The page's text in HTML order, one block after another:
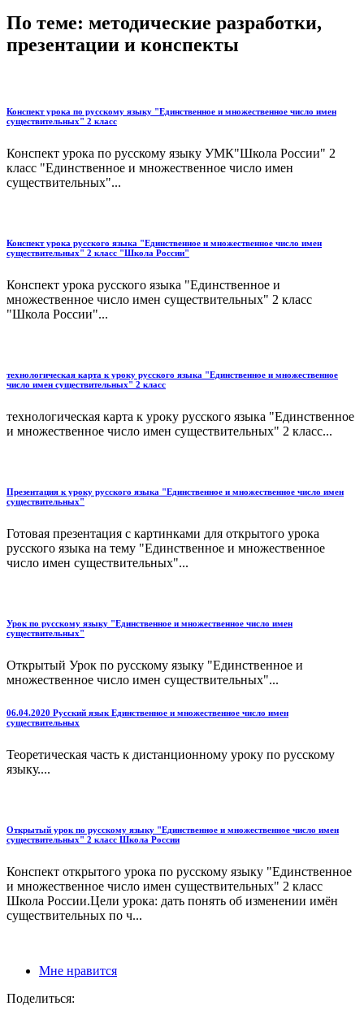
По теме: методические разработки,
презентации и конспекты
Конспект урока по русскому языку "Единственное и множественное число имен
существительных" 2 класс
Конспект урока по русскому языку УМК"Школа России" 2
класс "Единственное и множественное число имен
существительных"...
Конспект урока русского языка "Единственное и множественное число имен
существительных" 2 класс "Школа России"
Конспект урока русского языка "Единственное и
множественное число имен существительных" 2 класс
"Школа России"...
технологическая карта к уроку русского языка "Единственное и множественное
число имен существительных" 2 класс
технологическая карта к уроку русского языка "Единственное
и множественное число имен существительных" 2 класс...
Презентация к уроку русского языка "Единственное и множественное число имен
существительных"
Готовая презентация с картинками для открытого урока
русского языка на тему "Единственное и множественное
число имен существительных"...
Урок по русскому языку "Единственное и множественное число имен
существительных"
Открытый Урок по русскому языку "Единственное и
множественное число имен существительных"...
06.04.2020 Русский язык Единственное и множественное число имен
существительных
Теоретическая часть к дистанционному уроку по русскому
языку....
Открытый урок по русскому языку "Единственное и множественное число имен
существительных" 2 класс Школа России
Конспект открытого урока по русскому языку "Единственное
и множественное число имен существительных" 2 класс
Школа России.Цели урока: дать понять об изменении имён
существительных по ч...
Мне нравится
Поделиться: